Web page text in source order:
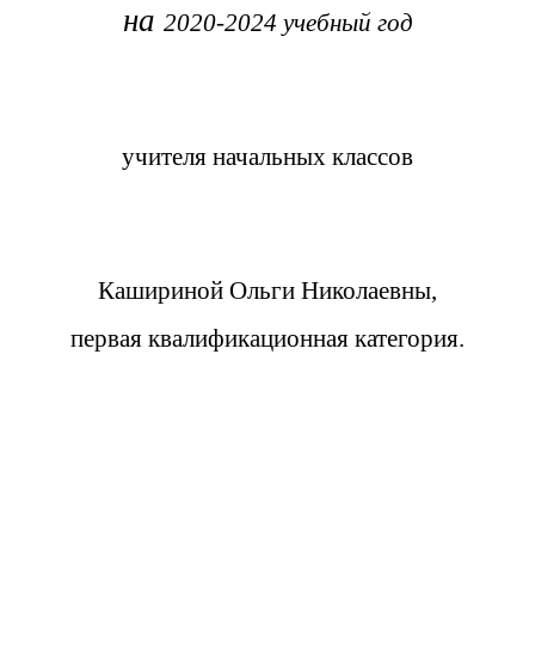
на 2020-2024 учебный год
учителя начальных классов
Кашириной Ольги Николаевны,
первая квалификационная категория.